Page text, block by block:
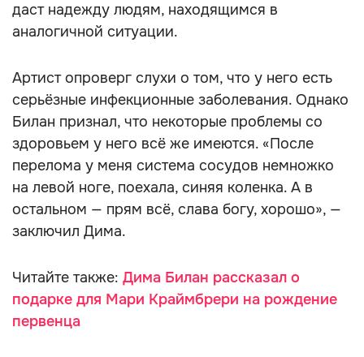
даст надежду людям, находящимся в
аналогичной ситуации.
Артист опроверг слухи о том, что у него есть
серьёзные инфекционные заболевания. Однако
Билан признал, что некоторые проблемы со
здоровьем у него всё же имеются. «После
перелома у меня система сосудов немножко
на левой ноге, поехала, синяя коленка. А в
остальном — прям всё, слава богу, хорошо», —
заключил Дима.
Читайте также: Дима Билан рассказал о
подарке для Мари Краймбрери на рождение
первенца